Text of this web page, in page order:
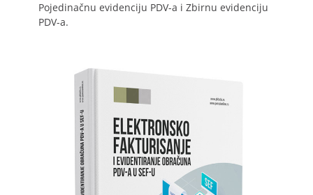
Pojedinačnu evidenciju PDV-a i Zbirnu evidenciju
PDV-a.